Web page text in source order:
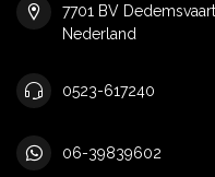
7701 BV Dedemsvaart
Nederland
0523-617240
06-39839602